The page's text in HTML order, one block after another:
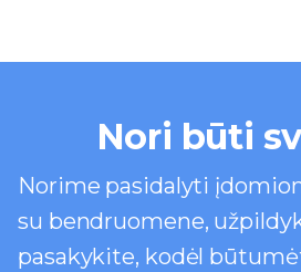
Nori būti
Norime pasidalyti
su bendruomene,
pasakykite, kodėl